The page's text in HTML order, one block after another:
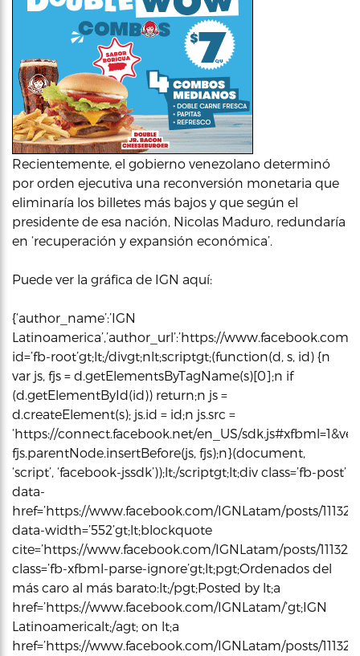
Recientemente, el gobierno venezolano determinó
por orden ejecutiva una reconversión monetaria que
eliminaría los billetes más bajos y que según el
presidente de esa nación, Nicolas Maduro, redundaría
en ‘recuperación y expansión económica’.
Puede ver la gráfica de IGN aquí:
{‘author_name’:’IGN
Latinoamerica’,’author_url’:’https://www.facebook.com/
id=’fb-root’gt;lt;/divgt;nlt;scriptgt;(function(d, s, id) {n
var js, fjs = d.getElementsByTagName(s)[0];n if
(d.getElementById(id)) return;n js =
d.createElement(s); js.id = id;n js.src =
‘https://connect.facebook.net/en_US/
fjs.parentNode.insertBefore(js, fjs);n}(document,
‘script’, ‘facebook-jssdk’));lt;/scriptgt;lt;div class=’fb-post’
data-
href=’https://www.facebook.com/IGNLatam/posts/
data-width=’552’gt;lt;blockquote
cite=’https://www.facebook.com/IGNLatam/posts/
class=’fb-xfbml-parse-ignore’gt;lt;pgt;Ordenados del
más caro al más barato:lt;/pgt;Posted by lt;a
href=’https://www.facebook.com/IGNLatam/’gt;IGN
Latinoamericalt;/agt; on lt;a
href=’https://www.facebook.com/IGNLatam/posts/